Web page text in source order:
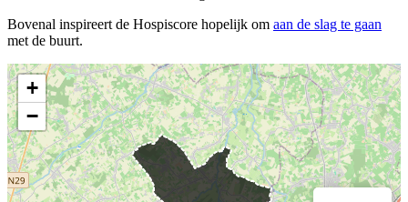
Bovenal inspireert de Hospiscore hopelijk om aan de slag te gaan
met de buurt.
+
−